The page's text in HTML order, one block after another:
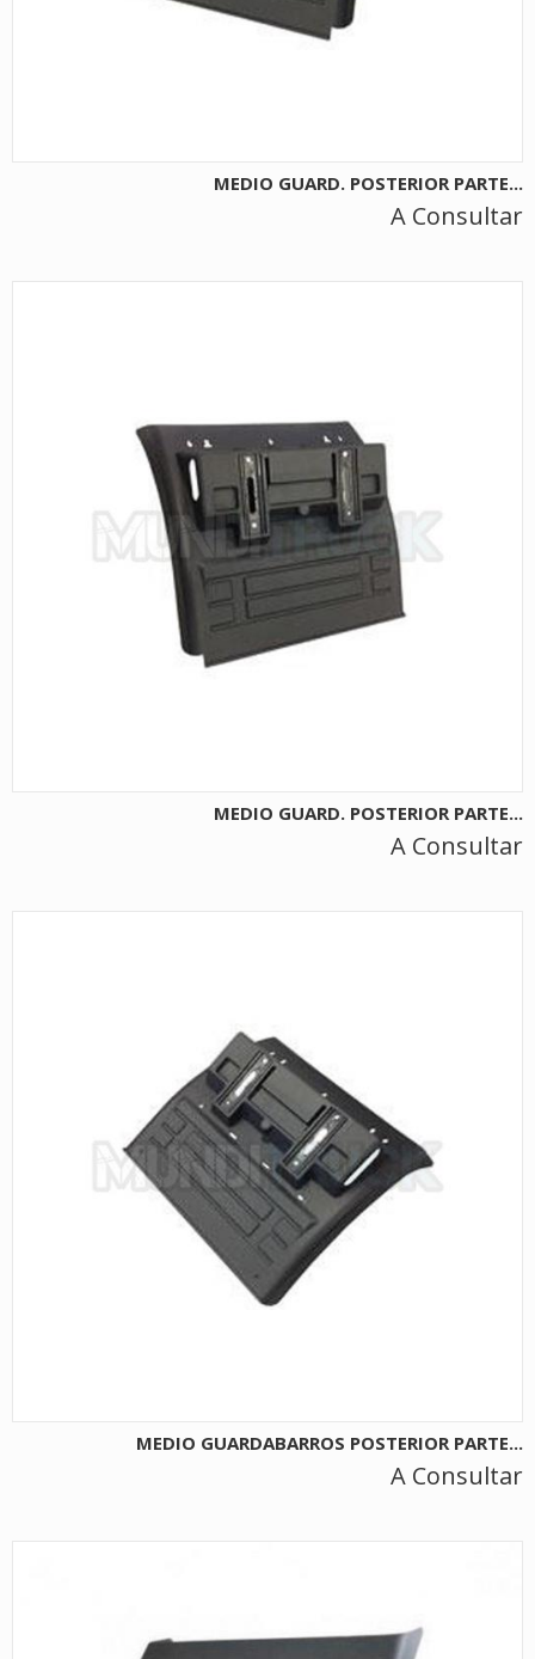
MEDIO GUARD. POSTERIOR PARTE...
A Consultar
MEDIO GUARD. POSTERIOR PARTE...
A Consultar
MEDIO GUARDABARROS POSTERIOR PARTE...
A Consultar